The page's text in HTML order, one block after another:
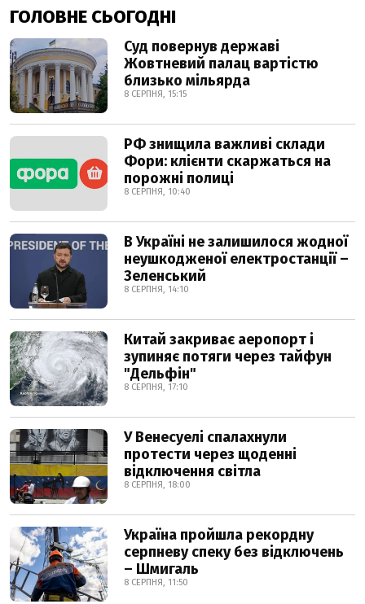
ГОЛОВНЕ СЬОГОДНІ
Суд повернув державі
Жовтневий палац вартістю
близько мільярда
8 СЕРПНЯ, 15:15
РФ знищила важливі склади
Фори: клієнти скаржаться на
порожні полиці
8 СЕРПНЯ, 10:40
В Україні не залишилося жодної
неушкодженої електростанції –
Зеленський
8 СЕРПНЯ, 14:10
Китай закриває аеропорт і
зупиняє потяги через тайфун
"Дельфін"
8 СЕРПНЯ, 17:10
У Венесуелі спалахнули
протести через щоденні
відключення світла
8 СЕРПНЯ, 18:00
Україна пройшла рекордну
серпневу спеку без відключень
– Шмигаль
8 СЕРПНЯ, 11:50